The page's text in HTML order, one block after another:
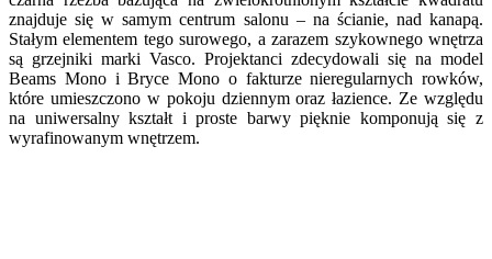
znajduje się w samym centrum salonu – na ścianie, nad kanapą.
Stałym elementem tego surowego, a zarazem szykownego wnętrza
są grzejniki marki Vasco. Projektanci zdecydowali się na model
Beams Mono i Bryce Mono o fakturze nieregularnych rowków,
które umieszczono w pokoju dziennym oraz łazience. Ze względu
na uniwersalny kształt i proste barwy pięknie komponują się z
wyrafinowanym wnętrzem.